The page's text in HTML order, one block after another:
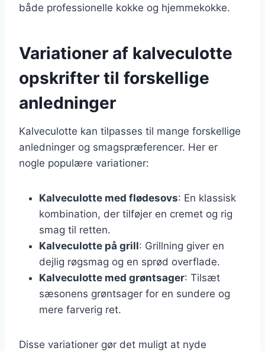
både professionelle kokke og hjemmekokke.
Variationer af kalveculotte
opskrifter til forskellige
anledninger
Kalveculotte kan tilpasses til mange forskellige
anledninger og smagspræferencer. Her er
nogle populære variationer:
Kalveculotte med flødesovs: En klassisk
kombination, der tilføjer en cremet og rig
smag til retten.
Kalveculotte på grill: Grillning giver en
dejlig røgsmag og en sprød overflade.
Kalveculotte med grøntsager: Tilsæt
sæsonens grøntsager for en sundere og
mere farverig ret.
Disse variationer gør det muligt at nyde